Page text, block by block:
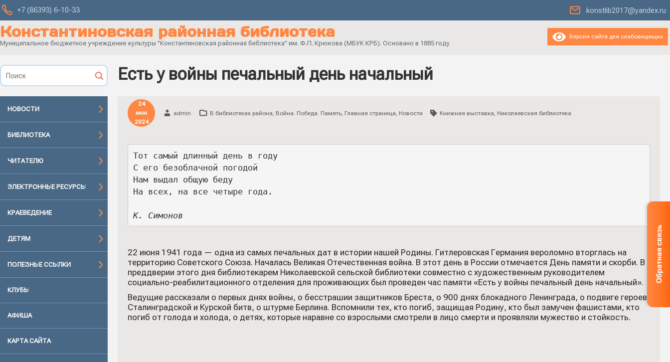
+7 (86393) 6-10-33 konstlib2017@yandex.ru
Константиновская районная библиотека
Муниципальное бюджетное учреждение культуры "Константиновская районная библиотека" им. Ф.П. Крюкова (МБУК КРБ). Основано в 1885 году
Версия сайта для слабовидящих
НОВОСТИ
БИБЛИОТЕКА
ЧИТАТЕЛЮ
ЭЛЕКТРОННЫЕ РЕСУРСЫ
КРАЕВЕДЕНИЕ
ДЕТЯМ
ПОЛЕЗНЫЕ ССЫЛКИ
КЛУБЫ
АФИША
КАРТА САЙТА
Есть у войны печальный день начальный
24
июн
2024
admin В библиотеках района, Война. Победа. Память, Главная страница, Новости Книжная выставка, Николаевская библиотека
Тот самый длинный день в году
С его безоблачной погодой
Нам выдал общую беду
На всех, на все четыре года.
К. Симонов
22 июня 1941 года — одна из самых печальных дат в истории нашей Родины. Гитлеровская Германия вероломно вторглась на
территорию Советского Союза. Началась Великая Отечественная война. В этот день в России отмечается День памяти и скорби. В
преддверии этого дня библиотекарем Николаевской сельской библиотеки совместно с художественным руководителем
социально-реабилитационного отделения для проживающих был проведен час памяти «Есть у войны печальный день начальный».
Ведущие рассказали о первых днях войны, о бесстрашии защитников Бреста, о 900 днях блокадного Ленинграда, о подвиге героев
Сталинградской и Курской битв, о штурме Берлина. Вспомнили тех, кто погиб, защищая Родину, кто был замучен фашистами, кто
погиб от голода и холода, о детях, которые наравне со взрослыми смотрели в лицо смерти и проявляли мужество и стойкость.